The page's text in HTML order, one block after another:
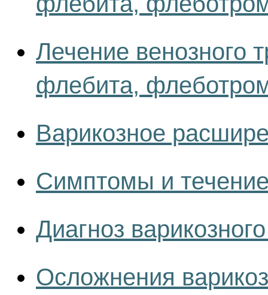
Лечение венозного
флебита,
Варикозное
Симптомы и
Диагноз
Осложнения